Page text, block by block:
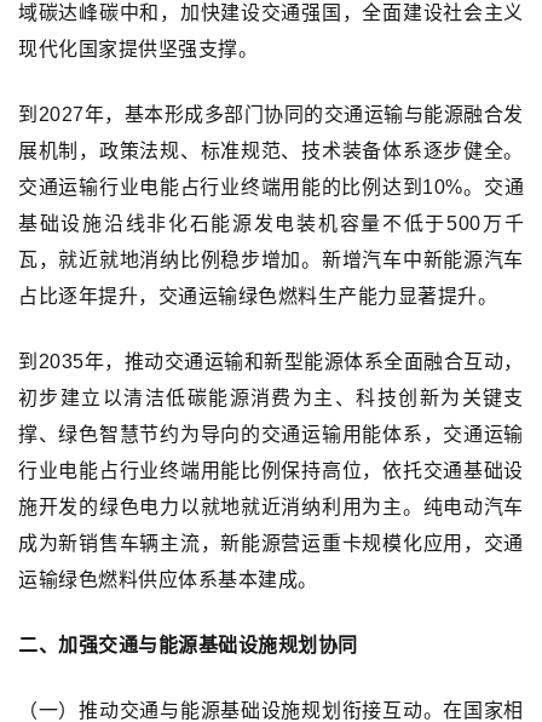
域碳达峰碳中和，加快建设交通强国，全面建设社会主义
现代化国家提供坚强支撑。
到2027年，基本形成多部门协同的交通运输与能源融合发
展机制，政策法规、标准规范、技术装备体系逐步健全。
交通运输行业电能占行业终端用能的比例达到10%。交通
基础设施沿线非化石能源发电装机容量不低于500万千
瓦，就近就地消纳比例稳步增加。新增汽车中新能源汽车
占比逐年提升，交通运输绿色燃料生产能力显著提升。
到2035年，推动交通运输和新型能源体系全面融合互动，
初步建立以清洁低碳能源消费为主、科技创新为关键支
撑、绿色智慧节约为导向的交通运输用能体系，交通运输
行业电能占行业终端用能比例保持高位，依托交通基础设
施开发的绿色电力以就地就近消纳利用为主。纯电动汽车
成为新销售车辆主流，新能源营运重卡规模化应用，交通
运输绿色燃料供应体系基本建成。
二、加强交通与能源基础设施规划协同
（一）推动交通与能源基础设施规划衔接互动。在国家相